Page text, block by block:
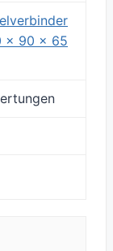
x 90 x 65